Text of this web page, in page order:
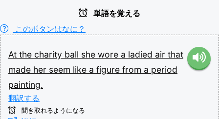
単語を覚える
このボタンはなに？
At the charity ball she wore a ladied air that
made her seem like a figure from a period
painting.
翻訳する
聞き取れるようになる